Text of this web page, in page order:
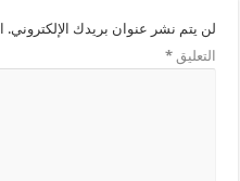
لن يتم نشر عنوان بريدك الإلكتروني.
التعليق*